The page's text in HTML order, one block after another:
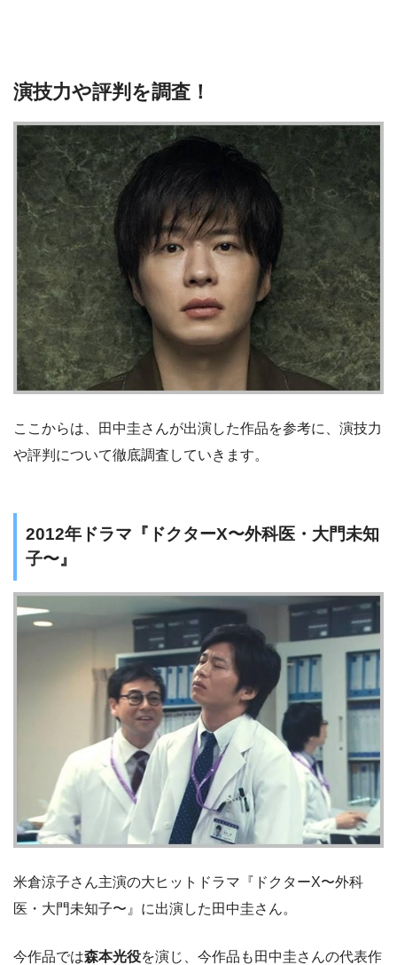
演技力や評判を調査！
ここからは、田中圭さんが出演した作品を参考に、演技力
や評判について徹底調査していきます。
2012年ドラマ『ドクターX〜外科医・大門未知
子〜』
米倉涼子さん主演の大ヒットドラマ『ドクターX〜外科
医・大門未知子〜』に出演した田中圭さん。
今作品では森本光役を演じ、今作品も田中圭さんの代表作